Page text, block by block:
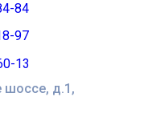
шоссе, д.1,
84
97
13